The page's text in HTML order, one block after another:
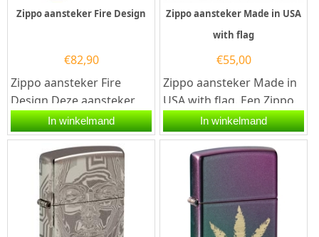
Zippo aansteker Fire Design
€82,90
Zippo aansteker Fire
Design Deze aansteker
heet een brass afwerking
met rondom een design
met...
In winkelmand
Zippo aansteker Made in USA
with flag
€55,00
Zippo aansteker Made in
USA with flag. Een Zippo
aansteker is een
kwalitatief
goede aansteker met...
In winkelmand